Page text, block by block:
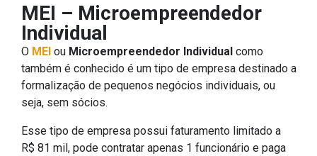
MEI – Microempreendedor
Individual
O MEI ou Microempreendedor Individual como
também é conhecido é um tipo de empresa destinado a
formalização de pequenos negócios individuais, ou
seja, sem sócios.
Esse tipo de empresa possui faturamento limitado a
R$ 81 mil, pode contratar apenas 1 funcionário e paga